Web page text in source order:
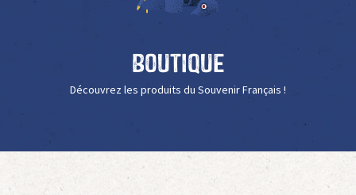
Boutique
Découvrez les produits du Souvenir Français !